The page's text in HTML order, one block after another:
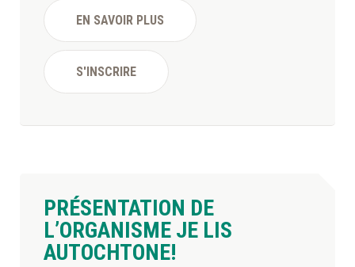
EN SAVOIR PLUS
S'INSCRIRE
PRÉSENTATION DE
L’ORGANISME JE LIS
AUTOCHTONE!